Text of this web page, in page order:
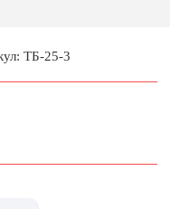
ТБ-25-3